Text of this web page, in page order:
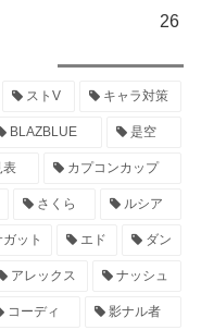
26
ストV キャラ対策
BLAZBLUE 是空
表 カプコンカップ
さくら ルシア
ット エド ダン
アレックス ナッシュ
コーディ 影ナル者